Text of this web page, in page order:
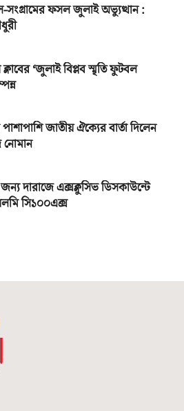
সংগ্রামের ফসল জুলাই অভ্যুত্থান :
ক্লাবের ‘জুলাই বিপ্লব স্মৃতি ফুটবল
জাতীয় ঐক্যের বার্তা দিলেন
নোমান
জন্য দারাজে এক্সক্লুসিভ ডিসকাউন্টে
সি১০০এক্স